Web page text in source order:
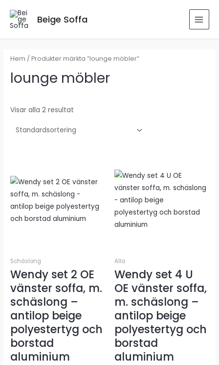
innehåll
Beige Soffa
Hem / Produkter märkta ”lounge möbler”
lounge möbler
Visar alla 2 resultat
Schäslong
Wendy set 2 OE
vänster soffa, m.
schäslong –
antilop beige
polyestertyg och
borstad
aluminium
Alla
Wendy set 4 U
OE vänster soffa,
m. schäslong –
antilop beige
polyestertyg och
borstad
aluminium